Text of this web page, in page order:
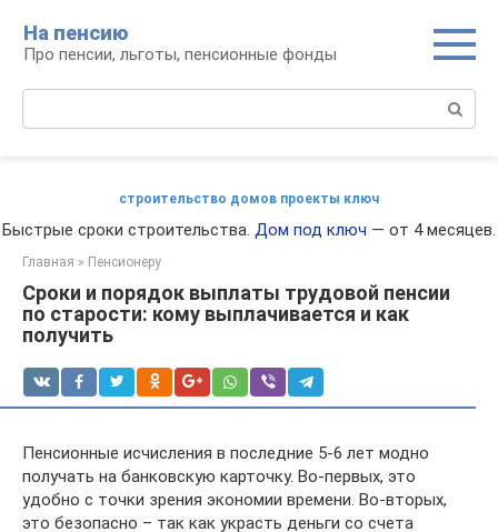
контенту
На пенсию
Про пенсии, льготы, пенсионные фонды
строительство домов проекты ключ
Быстрые сроки строительства. Дом под ключ — от 4 месяцев.
Главная » Пенсионеру
Сроки и порядок выплаты трудовой пенсии
по старости: кому выплачивается и как
получить
Пенсионные исчисления в последние 5-6 лет модно
получать на банковскую карточку. Во-первых, это
удобно с точки зрения экономии времени. Во-вторых,
это безопасно – так как украсть деньги со счета